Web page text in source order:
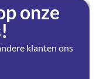
onze
klanten ons